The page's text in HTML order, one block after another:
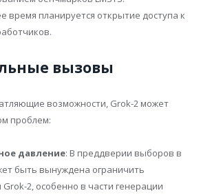
время планируется открытие доступа к
вызовы
возможности, Grok-2 может
проблем:
давление: В преддверии выборов в
быть вынуждена ограничить
2, особенно в части генерации